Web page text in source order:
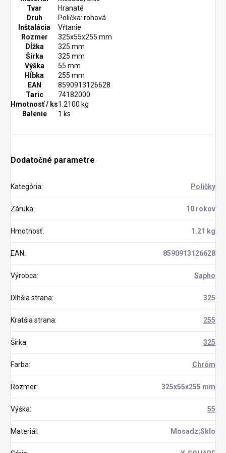
Tvar
Hranaté
Druh
Polička: rohová
Inštalácia
Vŕtanie
Rozmer
325x55x255 mm
Dĺžka
325 mm
Šírka
325 mm
Výška
55 mm
Hĺbka
255 mm
EAN
8590913126628
Taric
74182000
Hmotnosť / ks1.2100 kg
Balenie
1 ks
Dodatočné parametre
Kategória: Poličky
Záruka: 10 rokov
Hmotnosť: 1.21 kg
EAN: 8590913126628
Výrobca: Sapho
Dlhšia strana: 325
Kratšia strana: 255
Šírka: 325
Farba: Chróm
Rozmer: 325x55x255 mm
Výška: 55
Materiál: Mosadz;Sklo